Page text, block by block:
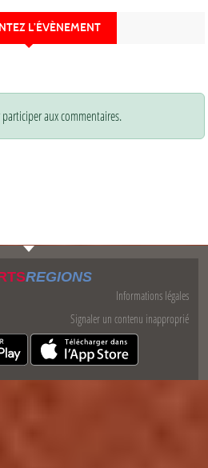
L’ÉVÈNEMENT
aux commentaires.
REGIONS
Informations légales
Signaler un contenu inapproprié